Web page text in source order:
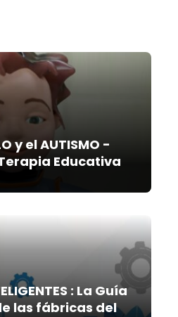
y el AUTISMO -
Educativa
: La Guía
las fábricas del